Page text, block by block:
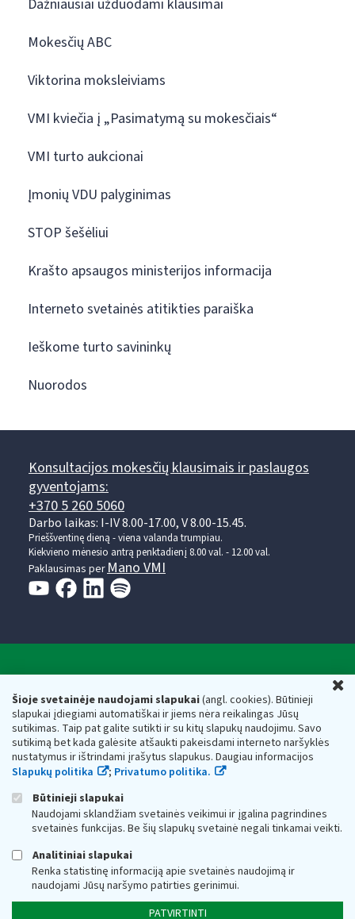
Šioje svetainėje naudojami slapukai(angl. cookies). Būtinieji
slapukai įdiegiami automatiškai ir jiems nėra reikalingas Jūsų
sutikimas. Taip pat galite sutikti ir su kitų slapukų naudojimu. Savo
sutikimą bet kada galėsite atšaukti pakeisdami interneto naršyklės
nustatymus ir ištrindami įrašytus slapukus. Daugiau informacijos
Slapukų politika
; Privatumo politika.
Būtinieji slapukai
Naudojami sklandžiam svetainės veikimui ir įgalina pagrindines
svetainės funkcijas. Be šių slapukų svetainė negali tinkamai veikti.
Analitiniai slapukai
Renka statistinę informaciją apie svetainės naudojimą ir
naudojami Jūsų naršymo patirties gerinimui.
PATVIRTINTI
Dažniausiai užduodami klausimai
Mokesčių ABC
Viktorina moksleiviams
VMI kviečia į „Pasimatymą su mokesčiais“
VMI turto aukcionai
Įmonių VDU palyginimas
STOP šešėliui
Krašto apsaugos ministerijos informacija
Interneto svetainės atitikties paraiška
Ieškome turto savininkų
Nuorodos
Konsultacijos mokesčių klausimais ir paslaugos
gyventojams:
+370 5 260 5060
Darbo laikas: I-IV 8.00-17.00, V 8.00-15.45.
Prieššventinę dieną - viena valanda trumpiau.
Kiekvieno mėnesio antrą penktadienį 8.00 val. - 12.00 val.
Paklausimas per Mano VMI
Respublikos finansų ministerijos
Biudžetinė įstaiga. Juridinio asmens kodas — 188659752,
adresas: Vasario 16-osios g. 14, 01107 Vilnius, Lietuva, el.paštas:
vmi@vmi.lt, E. pristatymo dėžutės adresas 188659752
Duomenys apie Valstybinę mokesčių inspekciją prie Lietuvos
Respublikos finansų ministerijos kaupiami ir saugomi Juridinių